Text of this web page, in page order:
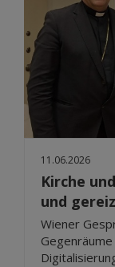
11.06.2026
Kirche
und
Wiener